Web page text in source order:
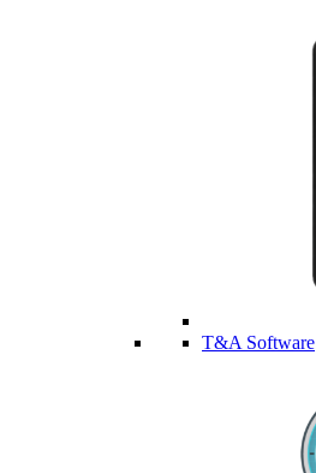
T&A Software